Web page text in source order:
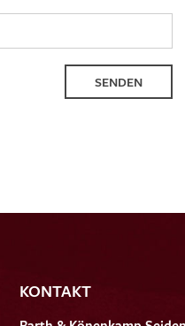
SENDEN
KONTAKT